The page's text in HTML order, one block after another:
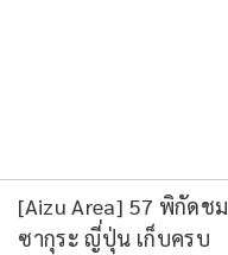
[Aizu Area] 57 พิกัดชม
ซากุระ ญี่ปุ่น เก็บครบ